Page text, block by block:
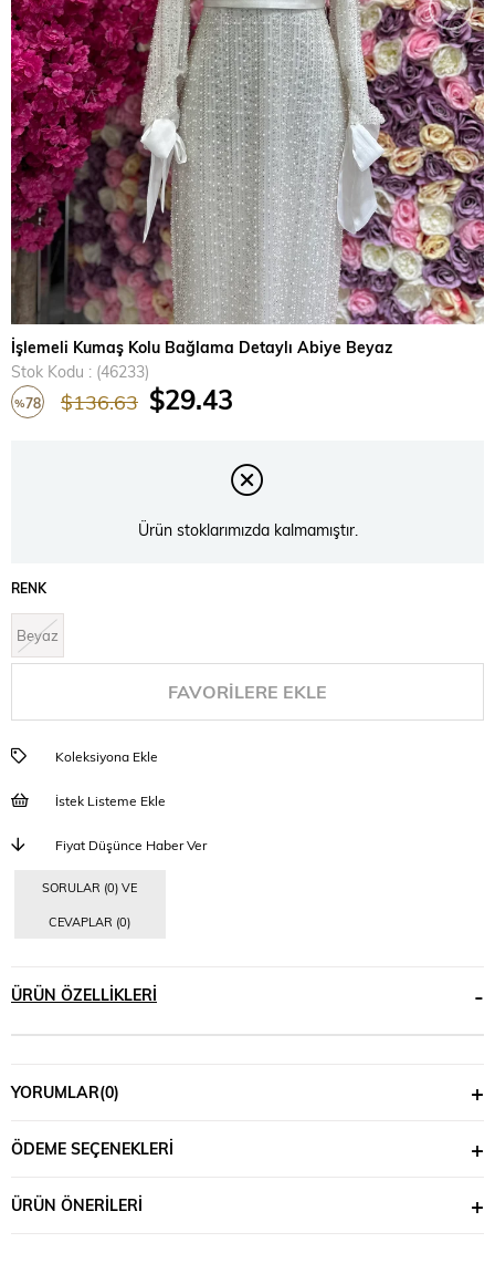
İşlemeli Kumaş Kolu Bağlama Detaylı Abiye Beyaz
Stok Kodu
(46233)
%78 $136.63 $29.43
Ürün stoklarımızda kalmamıştır.
RENK
Beyaz
FAVORILERE EKLE
Koleksiyona Ekle
İstek Listeme Ekle
Fiyat Düşünce Haber Ver
SORULAR (0) VE
CEVAPLAR (0)
ÜRÜN ÖZELLIKLERI
YORUMLAR(0)
ÖDEME SEÇENEKLERI
ÜRÜN ÖNERILERI